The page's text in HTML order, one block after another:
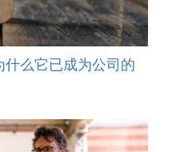
么它已成为公司的